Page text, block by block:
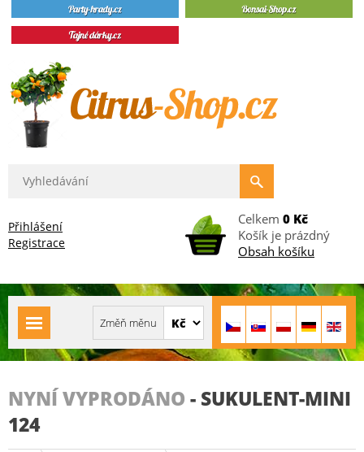
Přihlášení
Registrace
Celkem 0 Kč
Košík je prázdný
Obsah košíku
NYNÍ VYPRODÁNO - SUKULENT-MINI
124